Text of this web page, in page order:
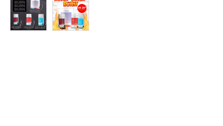
à
Rabais